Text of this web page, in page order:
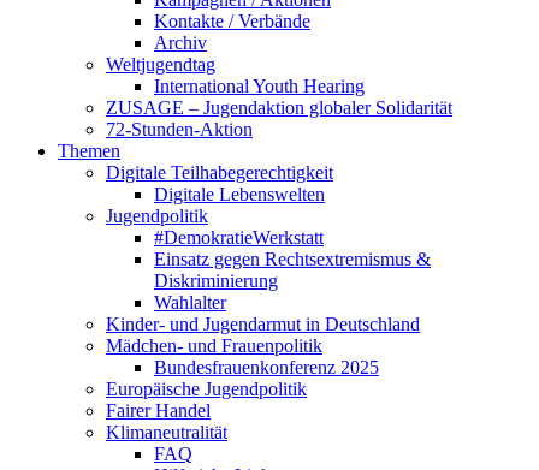
Kontakte / Verbände
Archiv
Weltjugendtag
International Youth Hearing
ZUSAGE – Jugendaktion globaler Solidarität
72-Stunden-Aktion
Themen
Digitale Teilhabegerechtigkeit
Digitale Lebenswelten
Jugendpolitik
#DemokratieWerkstatt
Einsatz gegen Rechtsextremismus &
Diskriminierung
Wahlalter
Kinder- und Jugendarmut in Deutschland
Mädchen- und Frauenpolitik
Bundesfrauenkonferenz 2025
Europäische Jugendpolitik
Fairer Handel
Klimaneutralität
FAQ